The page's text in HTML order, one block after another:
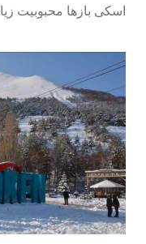
اسکی بازها محبوبیت